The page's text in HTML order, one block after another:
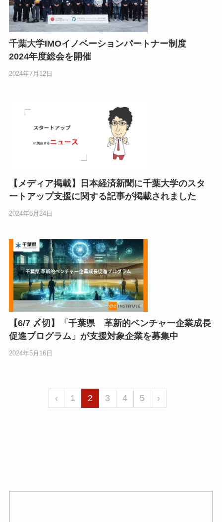
千葉大学IMOイノベーションパートナー制度
2024年度総会を開催
2024年7月12日
【メディア掲載】日本経済新聞に千葉大学のスタ
ートアップ支援に関する記事が掲載されました
2024年6月24日
【6/7 〆切】「千葉県 革新的ベンチャー企業成長
促進プログラム」が支援対象企業を募集中
2024年5月16日
‹ 1 2 3 4 5 ›